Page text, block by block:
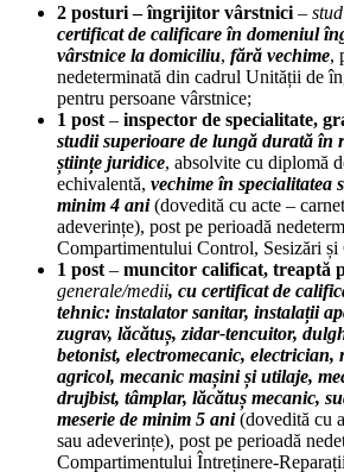
2 posturi – îngrijitor vârstnici –
certificat de calificare în domeniul
vârstnice la domiciliu, fără vechime,
nedeterminată din cadrul Unității de
pentru persoane vârstnice;
1 post – inspector de specialitate,
studii superioare de lungă durată în
științe juridice, absolvite cu diplomă
echivalentă, vechime în specialitatea
minim 4 ani(dovedită cu acte –
adeverințe), post pe perioadă
Compartimentului Control, Sesizări și
1 post – muncitor calificat, treaptă
generale/medii, cu certificat de
tehnic: instalator sanitar, instalații
zugrav, lăcătuș, zidar-tencuitor,
betonist, electromecanic, electrician,
agricol, mecanic mașini și utilaje,
drujbist, tâmplar, lăcătuș mecanic,
meserie de minim 5 ani (dovedită cu
sau adeverințe), post pe perioadă
Compartimentului Întreținere-